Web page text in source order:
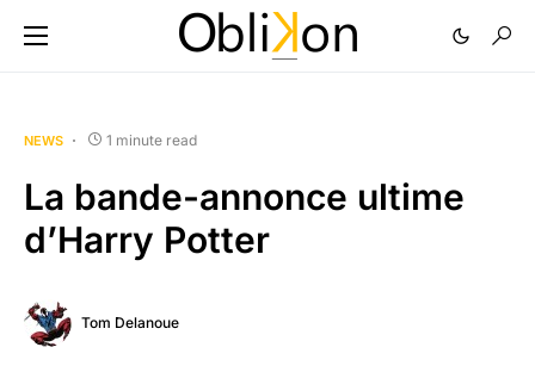
NEWS 1 minute read
La bande-annonce ultime
d’Harry Potter
Tom Delanoue